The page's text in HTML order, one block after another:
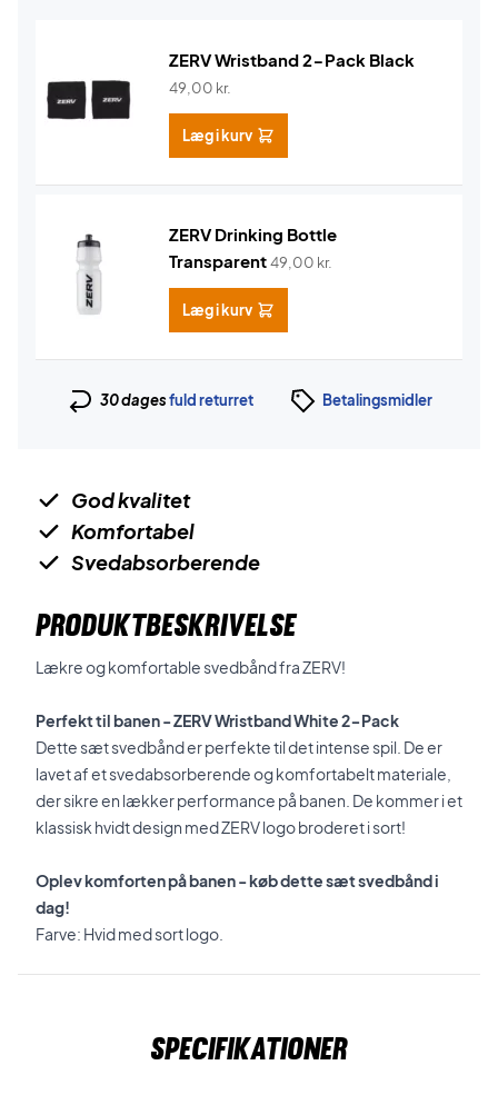
ZERV Wristband 2-Pack Black
49,00 kr.
Læg i kurv
ZERV Drinking Bottle
Transparent49,00 kr.
Læg i kurv
30 dagesfuld returret Betalingsmidler
God kvalitet
Komfortabel
Svedabsorberende
PRODUKTBESKRIVELSE
Lækre og komfortable svedbånd fra ZERV!
Perfekt til banen - ZERV Wristband White 2-Pack
Dette sæt svedbånd er perfekte til det intense spil. De er
lavet af et svedabsorberende og komfortabelt materiale,
der sikre en lækker performance på banen. De kommer i et
klassisk hvidt design med ZERV logo broderet i sort!
Oplev komforten på banen - køb dette sæt svedbånd i
dag!
Farve: Hvid med sort logo.
Specifikationer